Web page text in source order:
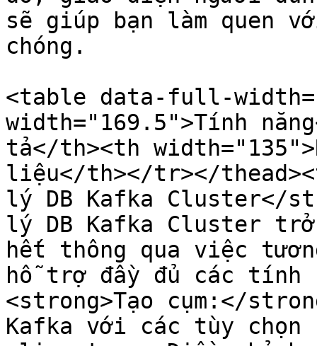
sẽ giúp bạn làm quen
chóng.
<table data-full-
width="169.5">Tính
tả</th><th
liệu</th></tr></
lý DB Kafka Cluster</
lý DB Kafka Cluster trở
hết thông qua việc
hỗ trợ đầy đủ các tính
<strong>Tạo cụm:</
Kafka với các tùy